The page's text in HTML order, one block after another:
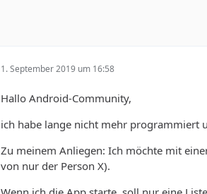
1. September 2019 um 16:58
Hallo Android-Community,
ich habe lange nicht mehr programmiert
Zu meinem Anliegen: Ich möchte mit
von nur der Person X).